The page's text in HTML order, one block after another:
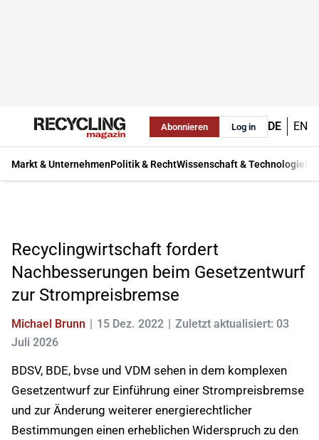
Abonnieren Log in DE EN
Markt & UnternehmenPolitik & RechtWissenschaft & Technologie
Recyclingwirtschaft fordert
Nachbesserungen beim Gesetzentwurf
zur Strompreisbremse
Michael Brunn 15 Dez. 2022
Zuletzt aktualisiert: 03
Juli 2026
BDSV, BDE, bvse und VDM sehen in dem komplexen
Gesetzentwurf zur Einführung einer Strompreisbremse
und zur Änderung weiterer energierechtlicher
Bestimmungen einen erheblichen Widerspruch zu den